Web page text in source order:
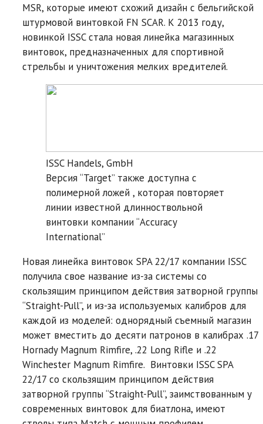
MSR, которые имеют схожий дизайн с бельгийской
штурмовой винтовкой FN SCAR. К 2013 году,
новинкой ISSC стала новая линейка магазинных
винтовок, предназначенных для спортивной
стрельбы и уничтожения мелких вредителей.
ISSC Handels, GmbH
Версия “Target” также доступна с
полимерной ложей , которая повторяет
линии известной длинноствольной
винтовки компании “Accuracy
International”
Новая линейка винтовок SPA 22/17 компании ISSC
получила свое название из-за системы со
скользящим принципом действия затворной группы
“Straight-Pull”, и из-за используемых калибров для
каждой из моделей: однорядный съемный магазин
может вместить до десяти патронов в калибрах .17
Hornady Magnum Rimfire, .22 Long Rifle и .22
Winchester Magnum Rimfire. Винтовки ISSC SPA
22/17 со скользящим принципом действия
затворной группы “Straight-Pull”, заимствованным у
современных винтовок для биатлона, имеют